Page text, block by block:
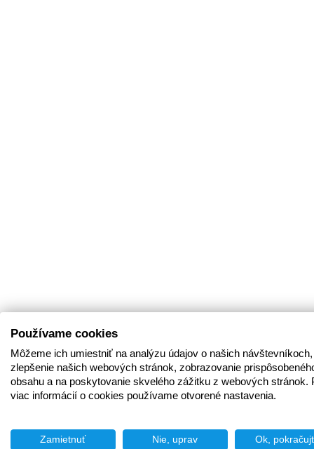
Používame cookies
Môžeme ich umiestniť na analýzu údajov o našich
zlepšenie našich webových stránok, zobrazovanie
obsahu a na poskytovanie skvelého zážitku z webových stránok.
viac informácií o cookies používame otvorené nastavenia.
Zamietnuť Nie, uprav Ok,